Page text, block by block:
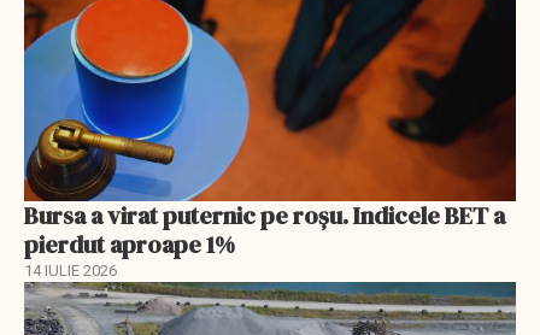
Bursa a virat puternic pe roșu. Indicele BET a
pierdut aproape 1%
14 IULIE 2026